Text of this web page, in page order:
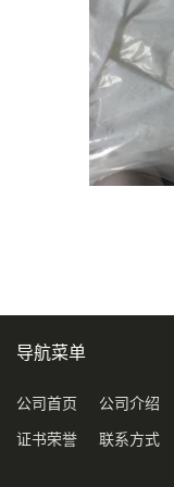
导航菜单
公司首页 公司介绍
证书荣誉 联系方式